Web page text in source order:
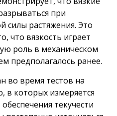
при
силы растяжения. Это
что вязкость играет
роль в механическом
предполагалось ранее.
во время тестов на
в которых измеряется
текучести